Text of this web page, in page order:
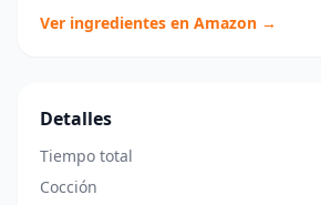
Ver ingredientes en Amazon →
Detalles
Tiempo total
Cocción